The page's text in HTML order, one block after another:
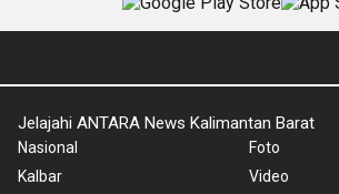
Jelajahi ANTARA News Kalimantan Barat
Nasional
Kalbar
Foto
Video